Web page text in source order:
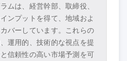
ムは、経営幹部、取締役、
ンプットを得て、地域およ
バーしています。これらの
運用的、技術的な視点を提
信頼性の高い市場予測を可